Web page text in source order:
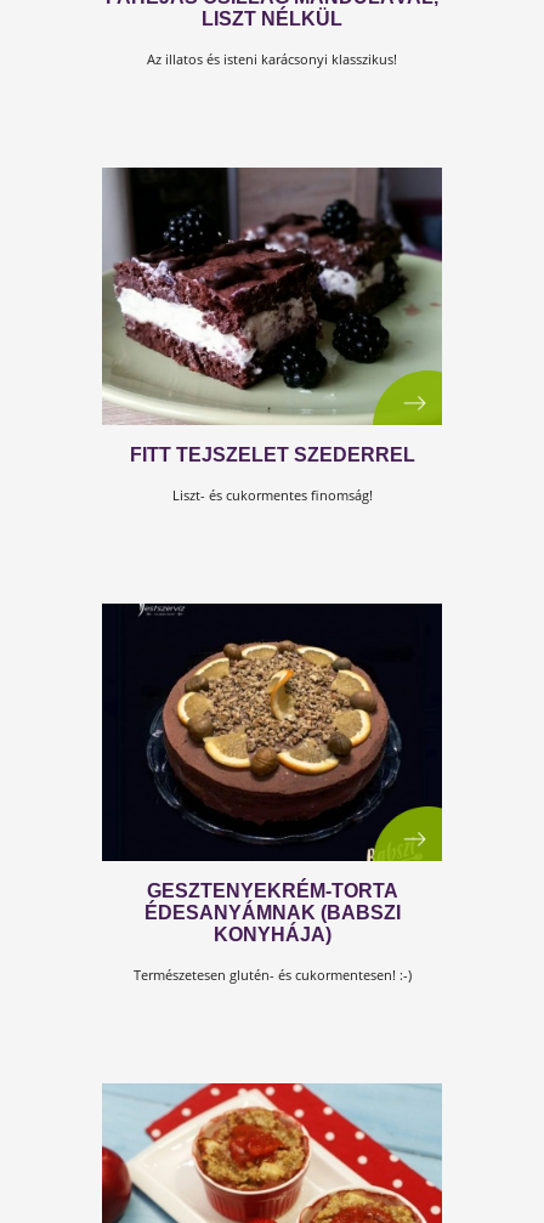
MINDENMENTES
KONYHÁJÁBÓL
Puhán és szaftosan - céklával.
KAKAÓS QUINOAKÁSA
Ideális kényeztető, hétvégi reggelekre!